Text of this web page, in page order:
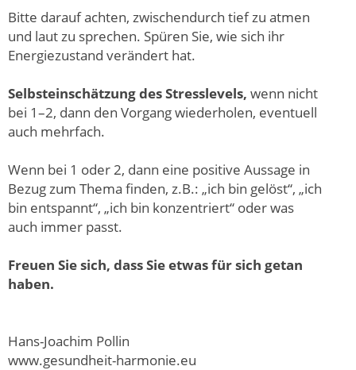
Bitte darauf achten, zwischendurch tief zu atmen
und laut zu sprechen. Spüren Sie, wie sich ihr
Energiezustand verändert hat.
Selbsteinschätzung des Stresslevels, wenn nicht
bei 1–2, dann den Vorgang wiederholen, eventuell
auch mehrfach.
Wenn bei 1 oder 2, dann eine positive Aussage in
Bezug zum Thema finden, z.B.: „ich bin gelöst“, „ich
bin entspannt“, „ich bin konzentriert“ oder was
auch immer passt.
Freuen Sie sich, dass Sie etwas für sich getan
haben.
Hans-Joachim Pollin
www.gesundheit-harmonie.eu